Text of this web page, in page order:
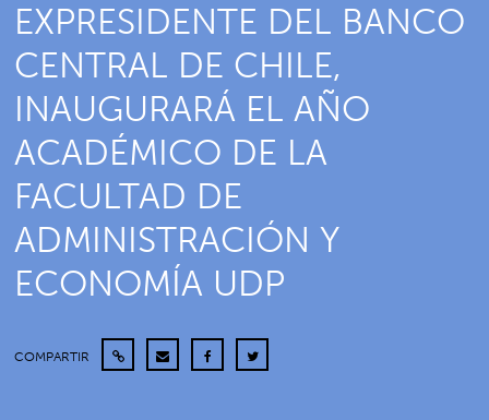
EXPRESIDENTE DEL BANCO
CENTRAL DE CHILE,
INAUGURARÁ EL AÑO
ACADÉMICO DE LA
FACULTAD DE
ADMINISTRACIÓN Y
ECONOMÍA UDP
COMPARTIR